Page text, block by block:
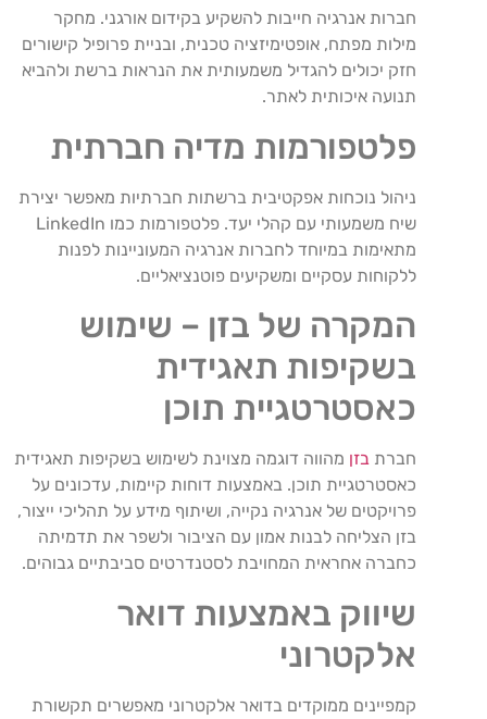
חברות אנרגיה חייבות להשקיע בקידום אורגני. מחקר
מילות מפתח, אופטימיזציה טכנית, ובניית פרופיל קישורים
חזק יכולים להגדיל משמעותית את הנראות ברשת ולהביא
תנועה איכותית לאתר.
פלטפורמות מדיה חברתית
ניהול נוכחות אפקטיבית ברשתות חברתיות מאפשר יצירת
שיח משמעותי עם קהלי יעד. פלטפורמות כמו LinkedIn
מתאימות במיוחד לחברות אנרגיה המעוניינות לפנות
ללקוחות עסקיים ומשקיעים פוטנציאליים.
המקרה של בזן – שימוש
בשקיפות תאגידית
כאסטרטגיית תוכן
חברת בזן מהווה דוגמה מצוינת לשימוש בשקיפות תאגידית
כאסטרטגיית תוכן. באמצעות דוחות קיימות, עדכונים על
פרויקטים של אנרגיה נקייה, ושיתוף מידע על תהליכי ייצור,
בזן הצליחה לבנות אמון עם הציבור ולשפר את תדמיתה
כחברה אחראית המחויבת לסטנדרטים סביבתיים גבוהים.
שיווק באמצעות דואר
אלקטרוני
קמפיינים ממוקדים בדואר אלקטרוני מאפשרים תקשורת